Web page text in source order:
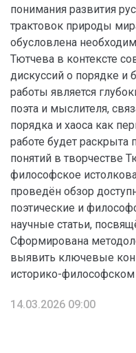
понимания развития
трактовок природы
обусловлена
Тютчева в контексте
дискуссий о порядке и
работы является
поэта и мыслителя,
порядка и хаоса как
работе будет
понятий в творчестве
философское
проведён обзор
поэтические и
научные статьи,
Сформирована
выявить ключевые
историко-философском
14.03.2026 09:00